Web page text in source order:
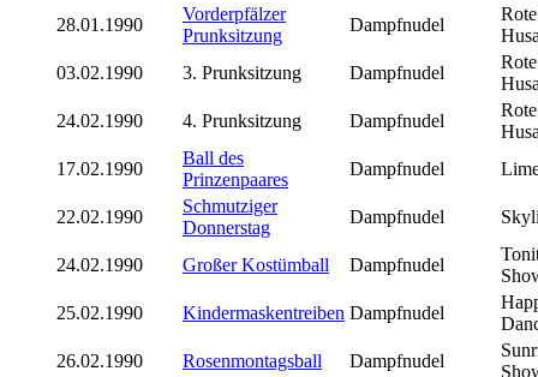
28.01.1990
Vorderpfälzer
Prunksitzung
Dampfnudel
Rote
03.02.1990
3. Prunksitzung Dampfnudel
Rote
24.02.1990
4. Prunksitzung Dampfnudel
Rote
17.02.1990
Ball des
Prinzenpaares
Dampfnudel
22.02.1990
Schmutziger
Donnerstag
Dampfnudel
24.02.1990 Großer Kostümball Dampfnudel
25.02.1990
Kindermaskentreiben Dampfnudel
26.02.1990
Rosenmontagsball Dampfnudel